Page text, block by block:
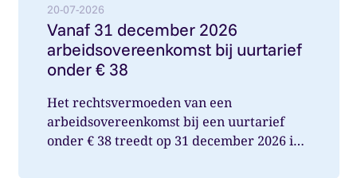
20-07-2026
Vanaf 31 december 2026
arbeidsovereenkomst bij uurtarief
onder € 38
Het rechtsvermoeden van een
arbeidsovereenkomst bij een uurtarief
onder € 38 treedt op 31 december 2026 in